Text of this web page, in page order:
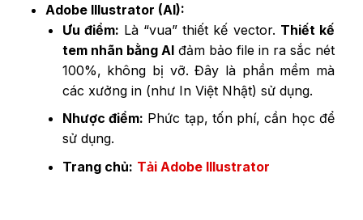
Adobe Illustrator (AI):
Ưu điểm: Là “vua” thiết kế vector. Thiết kế
tem nhãn bằng AIđảm bảo file in ra sắc nét
100%, không bị vỡ. Đây là phần mềm mà
các xưởng in (như In Việt Nhật) sử dụng.
Nhược điểm: Phức tạp, tốn phí, cần học để
sử dụng.
Trang chủ: Tải Adobe Illustrator